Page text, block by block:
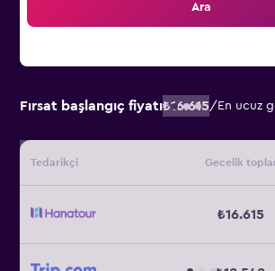
Ara
Fırsat başlangıç fiyatı₺16.615/ En ucuz
Tedarikçi Gecelik
₺16.615